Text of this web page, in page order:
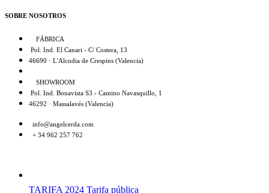
SOBRE NOSOTROS
FÁBRICA
Pol. Ind. El Canari - C/ Costera, 13
46690 · L'Alcudia de Crespins (Valencia)
SHOWROOM
Pol. Ind. Bonavista S3 - Camino Navasquillo, 1
46292 · Massalavés (Valencia)
info@angelcerda.com
+ 34 962 257 762
TARIFA 2024 Tarifa pública